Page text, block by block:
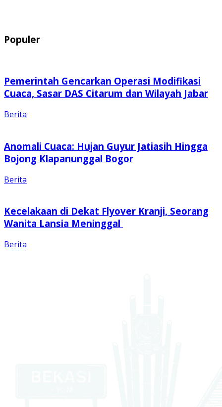
Populer
Pemerintah Gencarkan Operasi Modifikasi
Cuaca, Sasar DAS Citarum dan Wilayah Jabar
Berita
Anomali Cuaca: Hujan Guyur Jatiasih Hingga
Bojong Klapanunggal Bogor
Berita
Kecelakaan di Dekat Flyover Kranji, Seorang
Wanita Lansia Meninggal
Berita